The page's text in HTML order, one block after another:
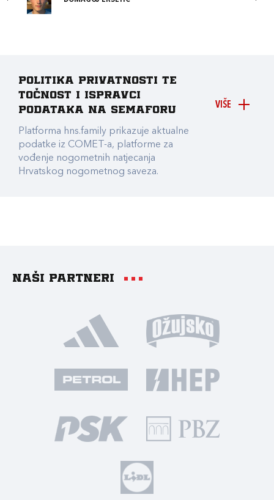
VIŠE
Politika privatnosti te
točnost i ispravci
podataka na Semaforu
Platforma hns.family prikazuje aktualne
podatke iz COMET-a, platforme za
vođenje nogometnih natjecanja
Hrvatskog nogometnog saveza.
Naši partneri